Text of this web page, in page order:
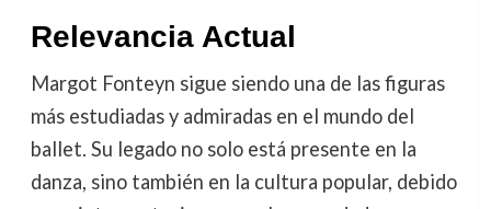
Relevancia Actual
Margot Fonteyn sigue siendo una de las figuras
más estudiadas y admiradas en el mundo del
ballet. Su legado no solo está presente en la
danza, sino también en la cultura popular, debido